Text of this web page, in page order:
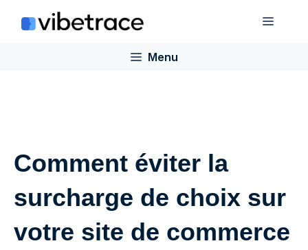
Menu
Menu
Comment éviter la
surcharge de choix sur
votre site de commerce